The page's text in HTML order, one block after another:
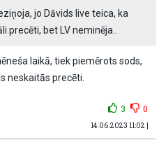
jo Dāvids live teica, ka
precēti, bet LV neminēja..
laikā, tiek piemērots sods,
neskaitās precēti.
3 0
14.06.2023 11:02 |